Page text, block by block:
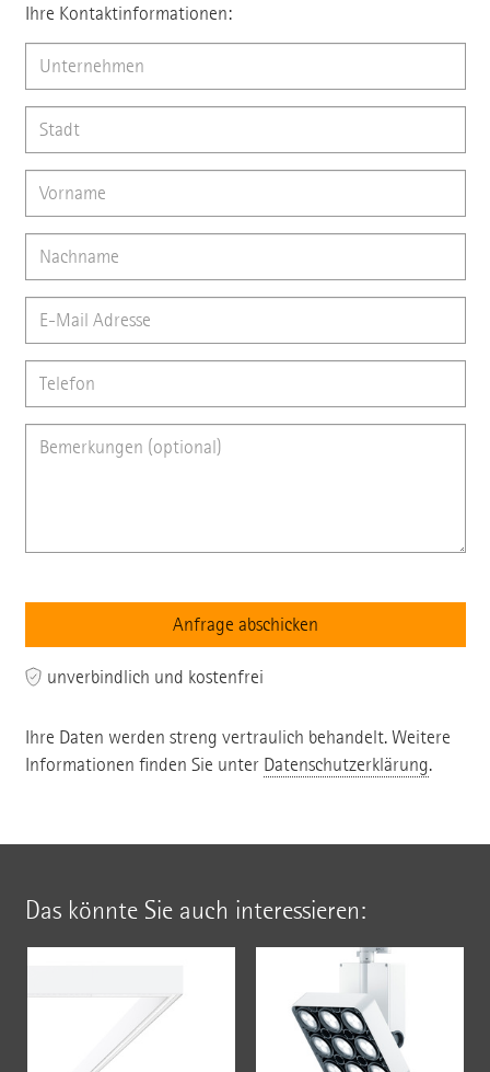
Ihre Kontaktinformationen:
unverbindlich und kostenfrei
Ihre Daten werden streng vertraulich behandelt. Weitere
Informationen finden Sie unter Datenschutzerklärung.
Das könnte Sie auch interessieren: